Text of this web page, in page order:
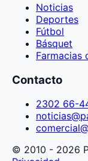
Noticias
Deportes
Fútbol
Básquet
Farmacias
Contacto
2302 66-
© 2010 - 2026